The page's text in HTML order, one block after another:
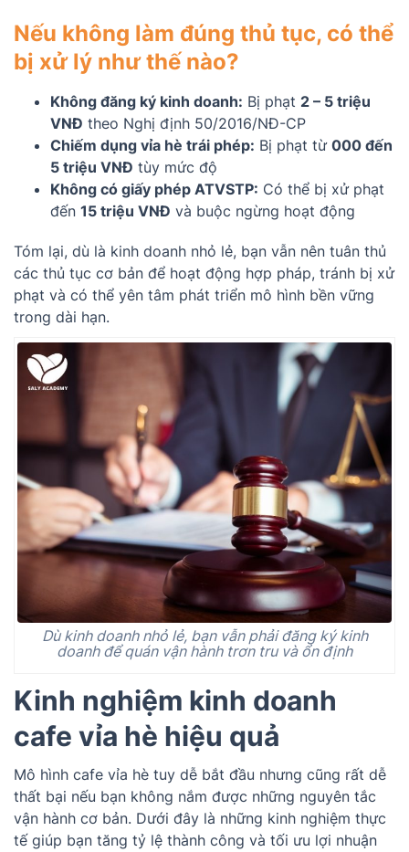
Nếu không làm đúng thủ tục, có thể
bị xử lý như thế nào?
Không đăng ký kinh doanh: Bị phạt 2 – 5 triệu
VNĐ theo Nghị định 50/2016/NĐ-CP
Chiếm dụng vỉa hè trái phép: Bị phạt từ 000 đến
5 triệu VNĐ tùy mức độ
Không có giấy phép ATVSTP: Có thể bị xử phạt
đến 15 triệu VNĐ và buộc ngừng hoạt động
Tóm lại, dù là kinh doanh nhỏ lẻ, bạn vẫn nên tuân thủ
các thủ tục cơ bản để hoạt động hợp pháp, tránh bị xử
phạt và có thể yên tâm phát triển mô hình bền vững
trong dài hạn.
Dù kinh doanh nhỏ lẻ, bạn vẫn phải đăng ký kinh
doanh để quán vận hành trơn tru và ổn định
Kinh nghiệm kinh doanh
cafe vỉa hè hiệu quả
Mô hình cafe vỉa hè tuy dễ bắt đầu nhưng cũng rất dễ
thất bại nếu bạn không nắm được những nguyên tắc
vận hành cơ bản. Dưới đây là những kinh nghiệm thực
tế giúp bạn tăng tỷ lệ thành công và tối ưu lợi nhuận